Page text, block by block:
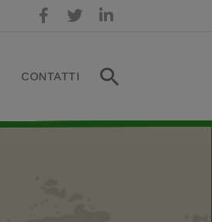
CONTATTI